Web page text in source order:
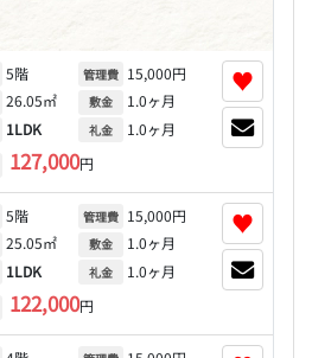
5階
26.05㎡
1LDK
127,000円
管理費 15,000円
敷金 1.0ヶ月
礼金 1.0ヶ月
♥
5階
25.05㎡
1LDK
122,000円
管理費 15,000円
敷金 1.0ヶ月
礼金 1.0ヶ月
♥